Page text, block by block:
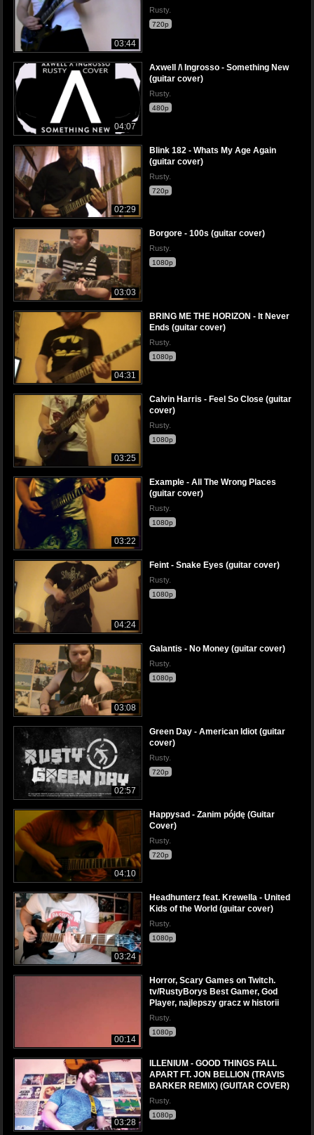
03:44
Rusty.
720p
04:07
Axwell /\ Ingrosso - Something New
(guitar cover)
Rusty.
480p
02:29
Blink 182 - Whats My Age Again
(guitar cover)
Rusty.
720p
03:03
Borgore - 100s (guitar cover)
Rusty.
1080p
04:31
BRING ME THE HORIZON - It Never
Ends (guitar cover)
Rusty.
1080p
03:25
Calvin Harris - Feel So Close (guitar
cover)
Rusty.
1080p
03:22
Example - All The Wrong Places
(guitar cover)
Rusty.
1080p
04:24
Feint - Snake Eyes (guitar cover)
Rusty.
1080p
03:08
Galantis - No Money (guitar cover)
Rusty.
1080p
02:57
Green Day - American Idiot (guitar
cover)
Rusty.
720p
04:10
Happysad - Zanim pójdę (Guitar
Cover)
Rusty.
720p
03:24
Headhunterz feat. Krewella - United
Kids of the World (guitar cover)
Rusty.
1080p
00:14
Horror, Scary Games on Twitch.
tv/RustyBorys Best Gamer, God
Player, najlepszy gracz w historii
Rusty.
1080p
03:28
ILLENIUM - GOOD THINGS FALL
APART FT. JON BELLION (TRAVIS
BARKER REMIX) (GUITAR COVER)
Rusty.
1080p